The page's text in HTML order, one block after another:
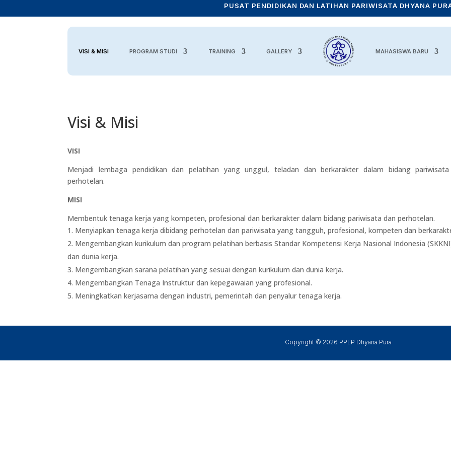
PUSAT PENDIDIKAN DAN LATIHAN PARIWISATA DHYANA
VISI & MISI PROGRAM STUDI TRAINING GALLERY MAHASISWA BARU
Visi & Misi
VISI
Menjadi lembaga pendidikan dan pelatihan yang unggul, teladan dan berkarakter dalam bidang
perhotelan.
MISI
Membentuk tenaga kerja yang kompeten, profesional dan berkarakter dalam bidang pariwisata dan perhotelan.
Menyiapkan tenaga kerja dibidang perhotelan dan pariwisata yang tangguh, profesional, kompeten dan
Mengembangkan kurikulum dan program pelatihan berbasis Standar Kompetensi Kerja Nasional Indonesia
dan dunia kerja.
Mengembangkan sarana pelatihan yang sesuai dengan kurikulum dan dunia kerja.
Mengembangkan Tenaga Instruktur dan kepegawaian yang profesional.
Meningkatkan kerjasama dengan industri, pemerintah dan penyalur tenaga kerja.
Copyright © 2026 PPLP Dhyana Pura